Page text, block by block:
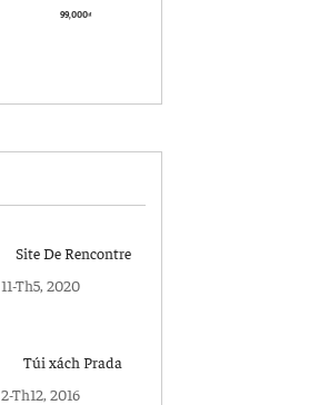
sấu Hà Nội giá rẻ
99,000₫
Site De Rencontre
Gratuit Serieux
11-Th5, 2020
Túi xách Prada
2-Th12, 2016